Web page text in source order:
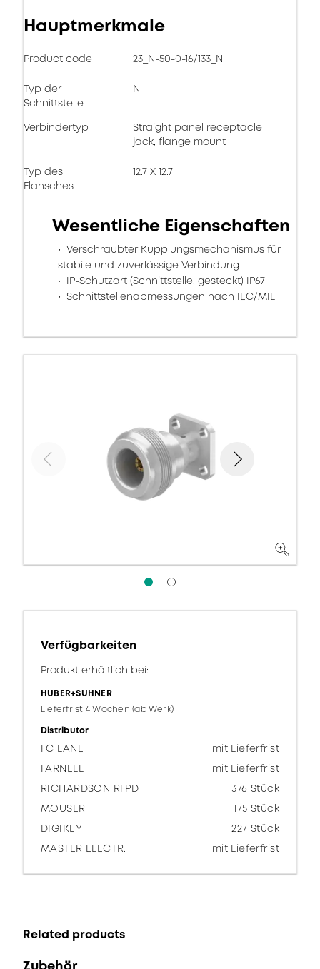
Hauptmerkmale
Product code 23_N-50-0-16/133_N
Typ der
Schnittstelle
N
Verbindertyp
Straight panel receptacle
jack, flange mount
Typ des
Flansches
12.7 X 12.7
Wesentliche Eigenschaften
Verschraubter Kupplungsmechanismus für
stabile und zuverlässige Verbindung
IP-Schutzart (Schnittstelle, gesteckt) IP67
Schnittstellenabmessungen nach IEC/MIL
Verfügbarkeiten
Produkt erhältlich bei:
HUBER+SUHNER
Lieferfrist 4 Wochen (ab Werk)
Distributor
FC LANE
mit Lieferfrist
FARNELL
mit Lieferfrist
RICHARDSON RFPD
376 Stück
MOUSER
175 Stück
DIGIKEY
227 Stück
MASTER ELECTR.
mit Lieferfrist
Related products